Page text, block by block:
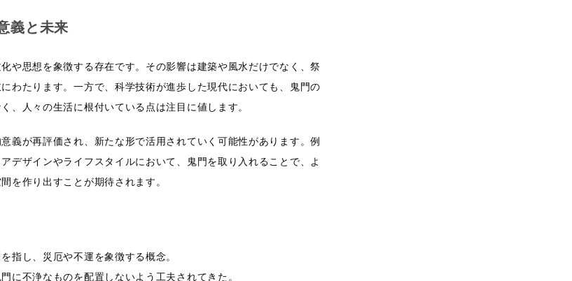
義と未来
や思想を象徴する存在です。その影響は建築や風水だけでなく、祭
わたります。一方で、科学技術が進歩した現代においても、鬼門の
、人々の生活に根付いている点は注目に値します。
義が再評価され、新たな形で活用されていく可能性があります。例
デザインやライフスタイルにおいて、鬼門を取り入れることで、よ
を作り出すことが期待されます。
指し、災厄や不運を象徴する概念。
に不浄なものを配置しないよう工夫されてきた。